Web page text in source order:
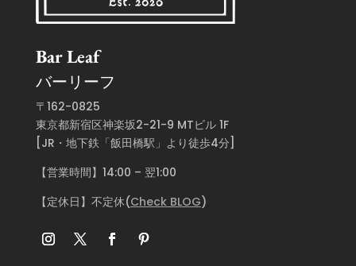
Bar Leaf
バーリーフ
〒162-0825
東京都新宿区神楽坂2-21-9 MTビル 1F
[JR・地下鉄「飯田橋駅」より徒歩4分]
【営業時間】14:00 – 翌1:00
【定休日】不定休(Check BLOG)